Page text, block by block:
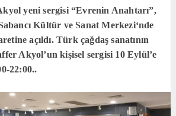
yeni sergisi “Evrenin Anahtarı”,
Kültür ve Sanat Merkezi‘nde
açıldı. Türk çağdaş sanatının
Akyol’un kişisel sergisi 10 Eylül’e
22:00..